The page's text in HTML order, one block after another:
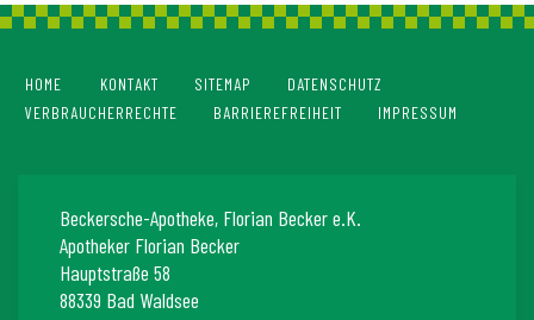
HOME KONTAKT SITEMAP
DATENSCHUTZ
VERBRAUCHERRECHTE
BARRIEREFREIHEIT IMPRESSUM
Beckersche-Apotheke, Florian Becker e.K.
Apotheker Florian Becker
Hauptstraße 58
88339 Bad Waldsee